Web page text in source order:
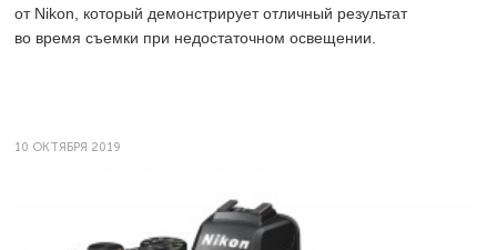
от Nikon, который демонстрирует отличный результат
во время съемки при недостаточном освещении.
10 ОКТЯБРЯ 2019